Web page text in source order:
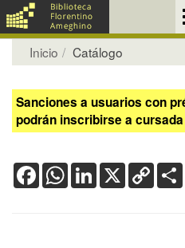
Inicio Catálogo
Sanciones a usuarios con
podrán inscribirse a
FacebookWhatsApp
LinkedIn
X Copy
Link